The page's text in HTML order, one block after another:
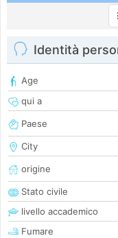
Identità
Age
qui a
Paese
City
origine
Stato civile
livello accademico
Fumare